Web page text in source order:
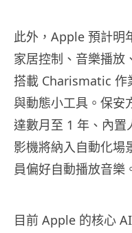
此外，Apple 預計明
家居控制、音樂播放
搭載 Charismatic 作
與動態小工具。保安
達數月至 1 年、內置
影機將納入自動化場
員偏好自動播放音樂
目前 Apple 的核心